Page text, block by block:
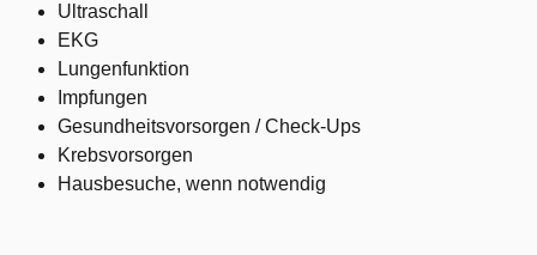
Ultraschall
EKG
Lungenfunktion
Impfungen
Gesundheitsvorsorgen / Check-Ups
Krebsvorsorgen
Hausbesuche, wenn notwendig